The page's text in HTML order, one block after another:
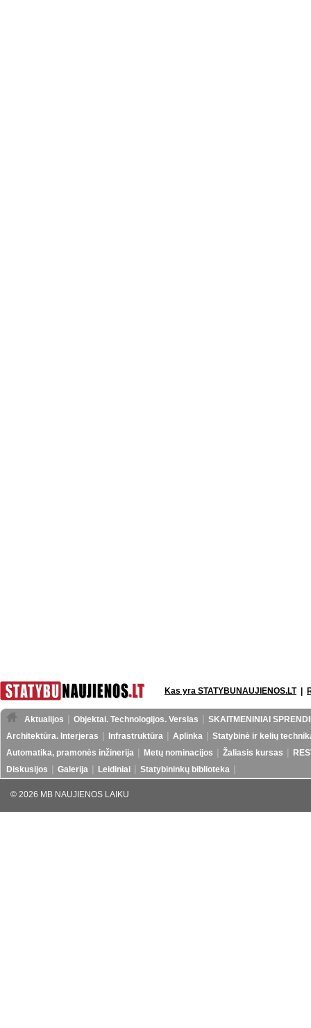
Kas yra STATYBUNAUJIENOS.LT|
Aktualijos Objektai. Technologijos. Verslas
SKAITMENINIAI
Architektūra. Interjeras
Infrastruktūra Aplinka
Statybinė ir kelių
Automatika, pramonės inžinerija
Metų nominacijos Žaliasis kursas
Diskusijos
Galerija Leidiniai Statybininkų biblioteka
© 2026 MB NAUJIENOS LAIKU